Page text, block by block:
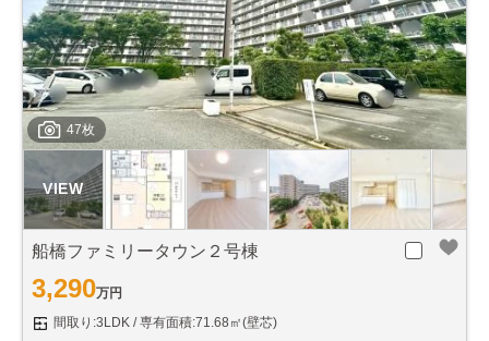
47枚
船橋ファミリータウン２号棟
3,290万円
間取り:3LDK
専有面積:71.68㎡(壁芯)